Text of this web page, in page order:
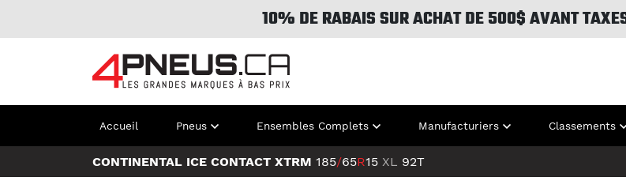
10% DE RABAIS SUR ACHAT DE 500$ AVANT
Accueil Pneus Ensembles Complets Manufacturiers Classements
CONTINENTAL ICE CONTACT XTRM 185/65R15 XL 92T